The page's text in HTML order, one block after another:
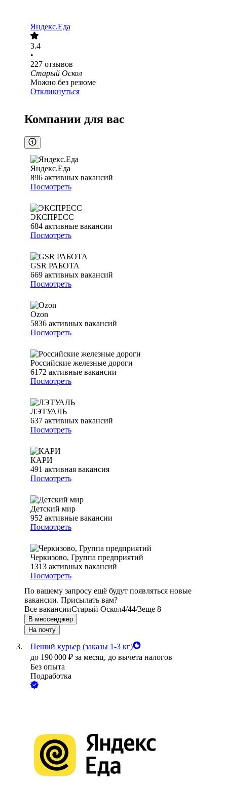
Яндекс.Еда
3.4
•
227 отзывов
Старый Оскол
Можно без резюме
Откликнуться
Компании для вас
Яндекс.Еда
896 активных вакансий
Посмотреть
ЭКСПРЕСС
684 активные вакансии
Посмотреть
GSR РАБОТА
669 активных вакансий
Посмотреть
Ozon
5836 активных вакансий
Посмотреть
Российские железные дороги
6172 активные вакансии
Посмотреть
ЛЭТУАЛЬ
637 активных вакансий
Посмотреть
КАРИ
491 активная вакансия
Посмотреть
Детский мир
952 активные вакансии
Посмотреть
Черкизово, Группа предприятий
1313 активных вакансий
Посмотреть
По вашему запросу ещё будут появляться новые
вакансии. Присылать вам?
Все вакансииСтарый Оскол4/44/3еще 8
В мессенджер
На почту
Пеший курьер (заказы 1-3 кг)
до 190 000 ₽ за месяц, до вычета налогов
Без опыта
Подработка